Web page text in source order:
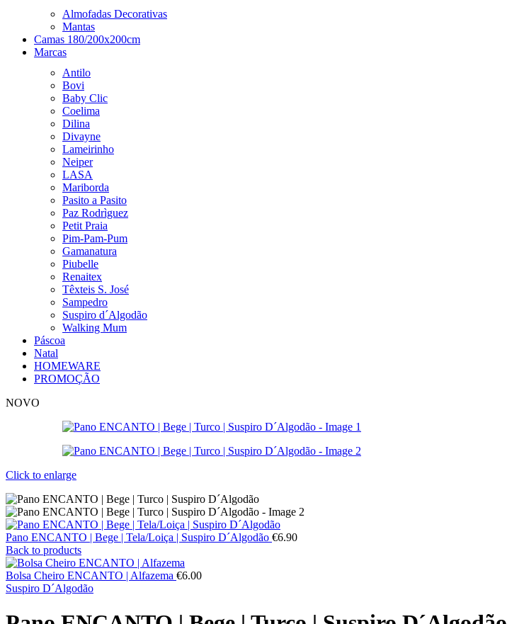
Almofadas Decorativas
Mantas
Camas 180/200x200cm
Marcas
Antilo
Bovi
Baby Clic
Coelima
Dilina
Divayne
Lameirinho
Neiper
LASA
Mariborda
Pasito a Pasito
Paz Rodrìguez
Petit Praia
Pim-Pam-Pum
Gamanatura
Piubelle
Renaitex
Têxteis S. José
Sampedro
Suspiro d´Algodão
Walking Mum
Páscoa
Natal
HOMEWARE
PROMOÇÃO
NOVO
Click to enlarge
Pano ENCANTO | Bege | Tela/Loiça | Suspiro D´Algodão €6.90
Back to products
Bolsa Cheiro ENCANTO | Alfazema €6.00
Suspiro D´Algodão